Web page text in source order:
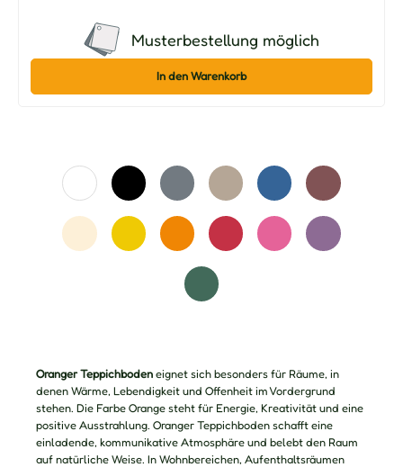
Musterbestellung möglich
In den Warenkorb
Oranger Teppichboden eignet sich besonders für Räume, in
denen Wärme, Lebendigkeit und Offenheit im Vordergrund
stehen. Die Farbe Orange steht für Energie, Kreativität und eine
positive Ausstrahlung. Oranger Teppichboden schafft eine
einladende, kommunikative Atmosphäre und belebt den Raum
auf natürliche Weise. In Wohnbereichen, Aufenthaltsräumen